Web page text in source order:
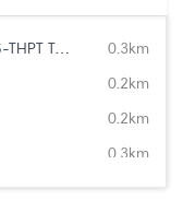
Trường Mầm Non -Tiểu Học - THCS-THPT Trí Tuệ Việt 0.3km
0.2km
0.2km
0.3km